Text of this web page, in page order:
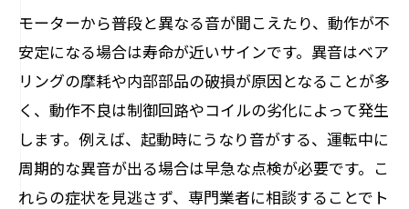
モーターから普段と異なる音が聞こえたり、動作が不
安定になる場合は寿命が近いサインです。異音はベア
リングの摩耗や内部部品の破損が原因となることが多
く、動作不良は制御回路やコイルの劣化によって発生
します。例えば、起動時にうなり音がする、運転中に
周期的な異音が出る場合は早急な点検が必要です。こ
れらの症状を見逃さず、専門業者に相談することでト